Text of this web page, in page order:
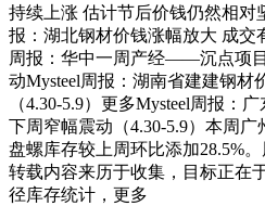
持续上涨 估计节后价钱仍然相对
报：湖北钢材价钱涨幅放大 成交
周报：华中一周产经——沉点项
动Mysteel周报：湖南省建建钢材
（4.30-5.9）更多Mysteel周报：
下周窄幅震动（4.30-5.9）本周广
盘螺库存较上周环比添加28.5%
转载内容来历于收集，目标正在
径库存统计，更多